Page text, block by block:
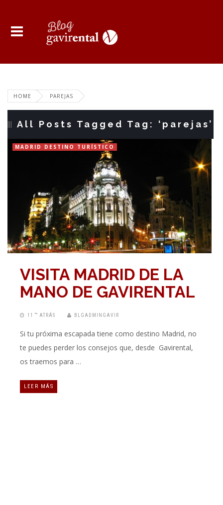
HOME PAREJAS
All Posts Tagged Tag: ‘parejas’
MADRID DESTINO TURÍSTICO
VISITA MADRID DE LA
MANO DE GAVIRENTAL
11 “” ATRÁS BLGADMINGAVIR
Si tu próxima escapada tiene como destino Madrid, no
te puedes perder los consejos que, desde Gavirental,
os traemos para …
LEER MÁS